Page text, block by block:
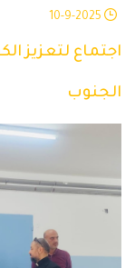
اجتماع لتعزيز
الجنوب